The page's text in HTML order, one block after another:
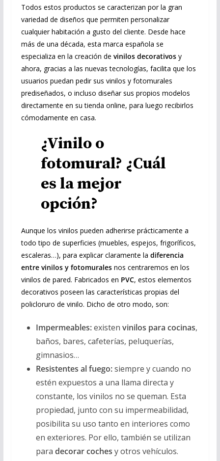
Todos estos productos se caracterizan por la gran
variedad de diseños que permiten personalizar
cualquier habitación a gusto del cliente. Desde hace
más de una década, esta marca española se
especializa en la creación de vinilos decorativosy
ahora, gracias a las nuevas tecnologías, facilita que los
usuarios puedan pedir sus vinilos y fotomurales
prediseñados, o incluso diseñar sus propios modelos
directamente en su tienda online, para luego recibirlos
cómodamente en casa.
¿Vinilo o
fotomural? ¿Cuál
es la mejor
opción?
Aunque los vinilos pueden adherirse prácticamente a
todo tipo de superficies (muebles, espejos, frigoríficos,
escaleras…), para explicar claramente la diferencia
entre vinilos y fotomuralesnos centraremos en los
vinilos de pared. Fabricados en PVC, estos elementos
decorativos poseen las características propias del
policloruro de vinilo. Dicho de otro modo, son:
Impermeables:existen vinilos para cocinas,
baños, bares, cafeterías, peluquerías,
gimnasios…
Resistentes al fuego:siempre y cuando no
estén expuestos a una llama directa y
constante, los vinilos no se queman. Esta
propiedad, junto con su impermeabilidad,
posibilita su uso tanto en interiores como
en exteriores. Por ello, también se utilizan
para decorar coches y otros vehículos.